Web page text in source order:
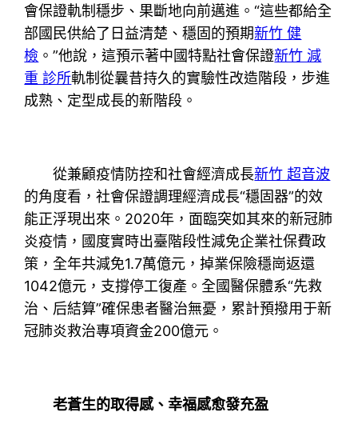
會保證軌制穩步、果斷地向前邁進。“這些都給全
部國民供給了日益清楚、穩固的預期新竹 健
檢 。”他說，這預示著中國特點社會保證新竹 減
重 診所軌制從曩昔持久的實驗性改造階段，步進
成熟、定型成長的新階段。
從兼顧疫情防控和社會經濟成長新竹 超音波
的角度看，社會保證調理經濟成長“穩固器”的效
能正浮現出來。2020年，面臨突如其來的新冠肺
炎疫情，國度實時出臺階段性減免企業社保費政
策，全年共減免1.7萬億元，掉業保險穩崗返還
1042億元，支撐停工復產。全國醫保體系“先救
治、后結算”確保患者醫治無憂，累計預撥用于新
冠肺炎救治專項資金200億元。
老蒼生的取得感、幸福感愈發充盈